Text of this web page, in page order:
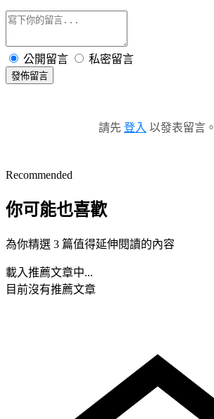
公開留言 私密留言
發佈留言
請先 登入 以發表留言。
Recommended
你可能也喜歡
為你精選 3 篇值得延伸閱讀的內容
載入推薦文章中...
目前沒有推薦文章